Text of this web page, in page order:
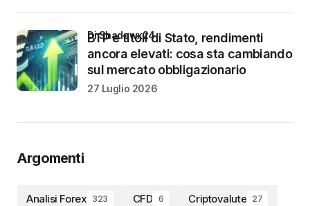
BTP e titoli di Stato, rendimenti
ancora elevati: cosa sta cambiando
sul mercato obbligazionario
di Shadowx24
27 Luglio 2026
Argomenti
Analisi Forex 323 CFD 6 Criptovalute 27